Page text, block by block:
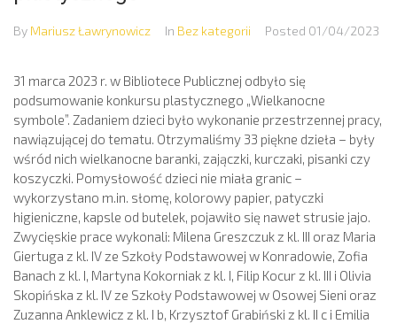
By Mariusz Ławrynowicz In Bez kategorii Posted 01/04/2023
31 marca 2023 r. w Bibliotece Publicznej odbyło się
podsumowanie konkursu plastycznego „Wielkanocne
symbole”. Zadaniem dzieci było wykonanie przestrzennej pracy,
nawiązującej do tematu. Otrzymaliśmy 33 piękne dzieła – były
wśród nich wielkanocne baranki, zajączki, kurczaki, pisanki czy
koszyczki. Pomysłowość dzieci nie miała granic –
wykorzystano m.in. słomę, kolorowy papier, patyczki
higieniczne, kapsle od butelek, pojawiło się nawet strusie jajo.
Zwycięskie prace wykonali: Milena Greszczuk z kl. III oraz Maria
Giertuga z kl. IV ze Szkoły Podstawowej w Konradowie, Zofia
Banach z kl. I, Martyna Kokorniak z kl. I, Filip Kocur z kl. III i Olivia
Skopińska z kl. IV ze Szkoły Podstawowej w Osowej Sieni oraz
Zuzanna Anklewicz z kl. I b, Krzysztof Grabiński z kl. II c i Emilia